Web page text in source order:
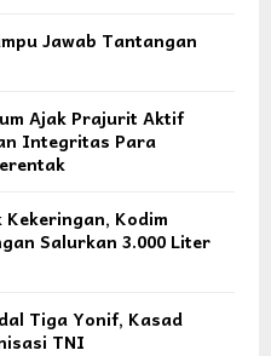
Jawab Tantangan
Ajak Prajurit Aktif
Integritas Para
Kodim
Salurkan 3.000 Liter
Tiga Yonif, Kasad
TNI